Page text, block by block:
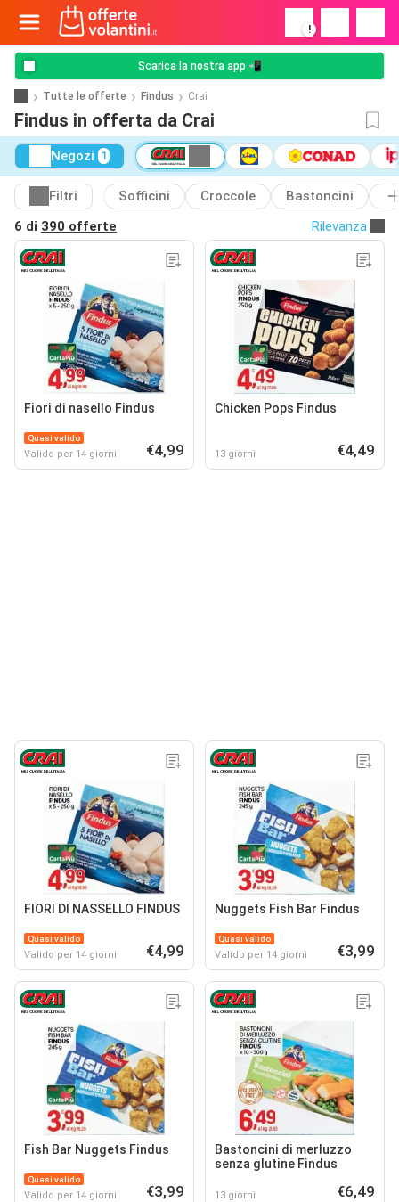
!
Scarica la nostra app 📲
Tutte le offerte Findus Crai
Findus in offerta da Crai
Negozi 1
Filtri Sofficini Croccole
Bastoncini
6 di 390 offerte Rilevanza
Fiori di nasello Findus
Quasi valido
Valido per 14 giorni €4,99
Chicken Pops Findus
13 giorni €4,49
FIORI DI NASSELLO FINDUS
Quasi valido
Valido per 14 giorni €4,99
Nuggets Fish Bar Findus
Quasi valido
Valido per 14 giorni €3,99
Fish Bar Nuggets Findus
Quasi valido
Valido per 14 giorni €3,99
Bastoncini di merluzzo
senza glutine Findus
13 giorni €6,49